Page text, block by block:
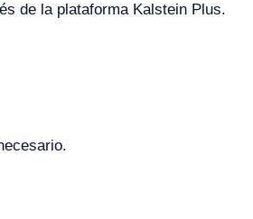
de la plataforma Kalstein Plus.